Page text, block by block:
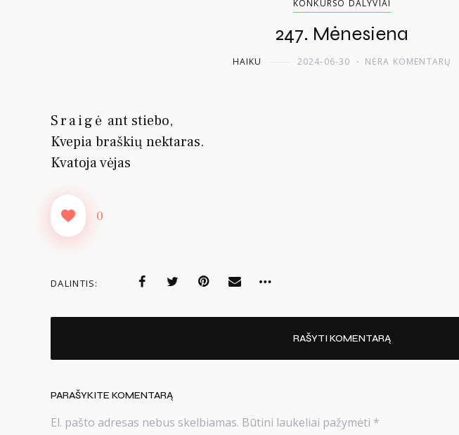
KONKURSO DALYVIAI
247. Mėnesiena
HAIKU 2024-06-30 NĖRA KOMENTARŲ
Sraigė ant stiebo,
Kvepia braškių nektaras.
Kvatoja vėjas
0
DALINTIS:
RAŠYTI KOMENTARĄ
PARAŠYKITE KOMENTARĄ
El. pašto adresas nebus skelbiamas. Būtini laukeliai pažymėti *